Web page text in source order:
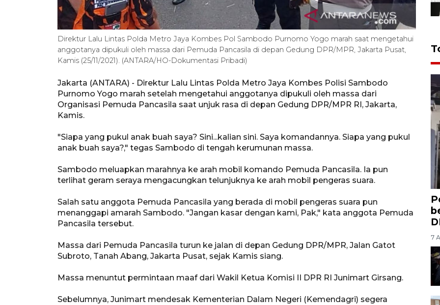
Direktur Lalu Lintas Polda Metro Jaya Kombes Pol Sambodo Purnomo Yogo marah saat mengetahui
anggotanya dipukuli oleh massa dari Pemuda Pancasila di depan Gedung DPR/MPR, Jakarta Pusat,
Kamis (25/11/2021). (ANTARA/HO-Dokumentasi Pribadi)
Jakarta (ANTARA) - Direktur Lalu Lintas Polda Metro Jaya Kombes Polisi Sambodo
Purnomo Yogo marah setelah mengetahui anggotanya dipukuli oleh massa dari
Organisasi Pemuda Pancasila saat unjuk rasa di depan Gedung DPR/MPR RI, Jakarta,
Kamis.
"Siapa yang pukul anak buah saya? Sini...kalian sini. Saya komandannya. Siapa yang pukul
anak buah saya?," tegas Sambodo di tengah kerumunan massa.
Sambodo meluapkan marahnya ke arah mobil komando Pemuda Pancasila. Ia pun
terlihat geram seraya mengacungkan telunjuknya ke arah mobil pengeras suara.
Salah satu anggota Pemuda Pancasila yang berada di mobil pengeras suara pun
menanggapi amarah Sambodo. "Jangan kasar dengan kami, Pak," kata anggota Pemuda
Pancasila tersebut.
Massa dari Pemuda Pancasila turun ke jalan di depan Gedung DPR/MPR, Jalan Gatot
Subroto, Tanah Abang, Jakarta Pusat, sejak Kamis siang.
Massa menuntut permintaan maaf dari Wakil Ketua Komisi II DPR RI Junimart Girsang.
Sebelumnya, Junimart mendesak Kementerian Dalam Negeri (Kemendagri) segera
7